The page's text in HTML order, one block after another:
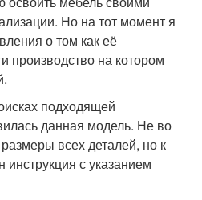
Но на тот момент я
о том как её
производство на котором
подходящей
данная модель. Не во
всех деталей, но к
с указанием